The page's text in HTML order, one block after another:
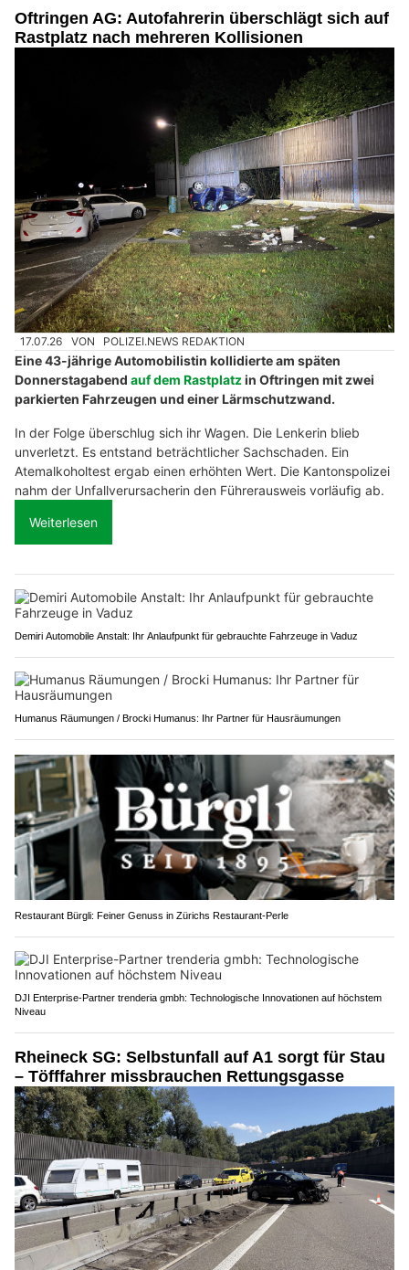
Oftringen AG: Autofahrerin überschlägt sich auf
Rastplatz nach mehreren Kollisionen
17.07.26 VON POLIZEI.NEWS REDAKTION
Eine 43-jährige Automobilistin kollidierte am späten
Donnerstagabend auf dem Rastplatzin Oftringen mit zwei
parkierten Fahrzeugen und einer Lärmschutzwand.
In der Folge überschlug sich ihr Wagen. Die Lenkerin blieb
unverletzt. Es entstand beträchtlicher Sachschaden. Ein
Atemalkoholtest ergab einen erhöhten Wert. Die Kantonspolizei
nahm der Unfallverursacherin den Führerausweis vorläufig ab.
Weiterlesen
Demiri Automobile Anstalt: Ihr Anlaufpunkt für gebrauchte Fahrzeuge in Vaduz
Humanus Räumungen / Brocki Humanus: Ihr Partner für Hausräumungen
Restaurant Bürgli: Feiner Genuss in Zürichs Restaurant-Perle
DJI Enterprise-Partner trenderia gmbh: Technologische Innovationen auf höchstem
Niveau
Rheineck SG: Selbstunfall auf A1 sorgt für Stau
– Töfffahrer missbrauchen Rettungsgasse